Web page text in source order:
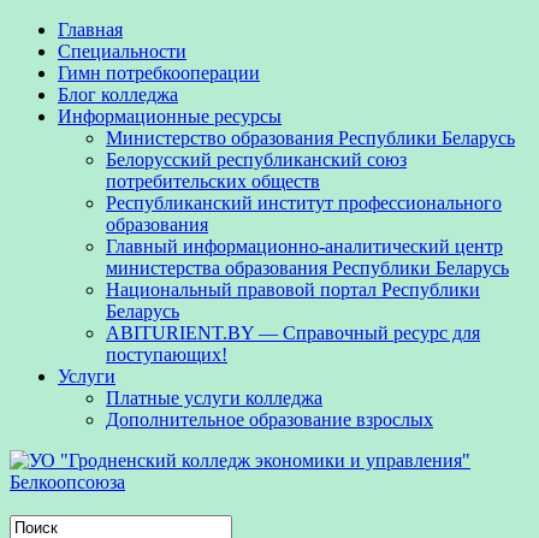
Главная
Специальности
Гимн потребкооперации
Блог колледжа
Информационные ресурсы
Министерство образования Республики Беларусь
Белорусский республиканский союз
потребительских обществ
Республиканский институт профессионального
образования
Главный информационно-аналитический центр
министерства образования Республики Беларусь
Национальный правовой портал Республики
Беларусь
ABITURIENT.BY — Справочный ресурс для
поступающих!
Услуги
Платные услуги колледжа
Дополнительное образование взрослых